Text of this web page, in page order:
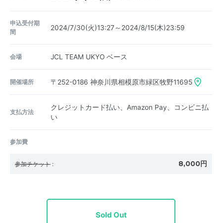
申込受付期
間
2024/7/30(火)13:27～2024/8/15(木)23:59
会場 JCL TEAM UKYO ベース
開催場所 〒252-0186 神奈川県相模原市緑区牧野11695
支払方法
クレジットカード払い、Amazon Pay、コンビニ払
い
参加費
参加チケット : 8,000円
Sold Out